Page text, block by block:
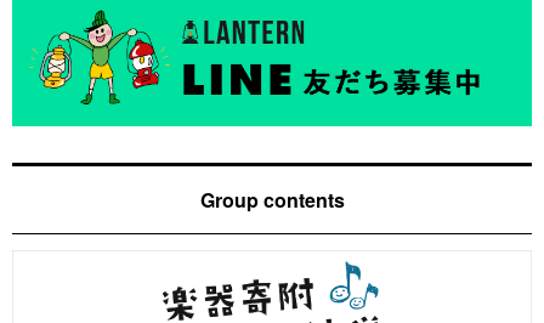
Group contents